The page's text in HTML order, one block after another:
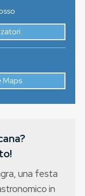
Maps
una festa
in